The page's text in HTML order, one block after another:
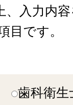
、入力内
目です。
歯科衛生